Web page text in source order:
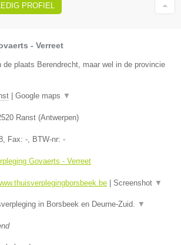
PROFIEL
- Verreet
de plaats Berendrecht, maar wel in de provincie
Google maps ▼
Ranst (Antwerpen)
, Fax: - , BTW-nr: -
Govaerts - Verreet
Screenshot ▼
in Borsbeek en Deurne-Zuid. ▼